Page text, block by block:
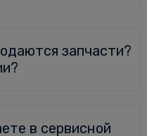
запчасти?
в сервисной